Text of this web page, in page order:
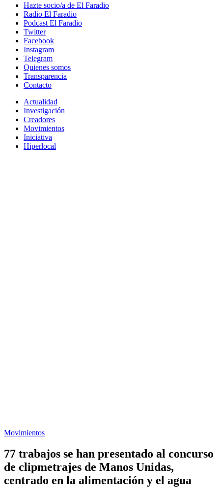
Hazte socio/a de El Faradio
Radio El Faradio
Podcast El Faradio
Twitter
Facebook
Instagram
Telegram
Quienes somos
Transparencia
Contacto
Actualidad
Investigación
Creadores
Movimientos
Iniciativa
Hiperlocal
Movimientos
77 trabajos se han presentado al concurso
de clipmetrajes de Manos Unidas,
centrado en la alimentación y el agua